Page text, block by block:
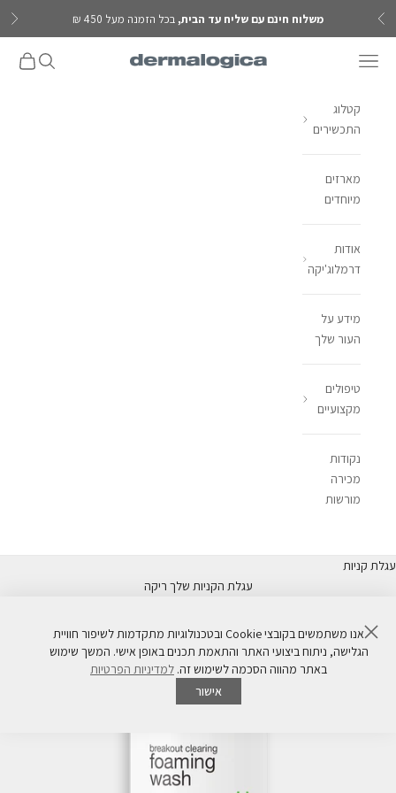
דילוג לתוכן
הקודם משלוח חינם עם שליח עד הבית, בכל הזמנה מעל 450 ₪
Dermalogica IL פתח תפריט ניווט פתח חיפוש
פתח
קטלוג
התכשירים
מארזים
מיוחדים
אודות
דרמלוג'יקה
מידע על
העור שלך
טיפולים
מקצועיים
נקודות
מכירה
מורשות
עגלת קניות
עגלת הקניות שלך ריקה
סגור
אנו משתמשים בקובצי Cookie ובטכנולוגיות מתקדמות לשיפור חוויית
הגלישה, ניתוח ביצועי האתר והתאמת תכנים באופן אישי. המשך שימוש
באתר מהווה הסכמה לשימוש זה. למדיניות הפרטיות
אישור